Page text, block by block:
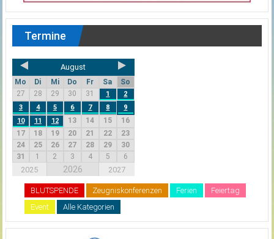
Termine
August
Mo Di Mi Do Fr Sa
So
27
28 29 30 31 1
2
3
4 5 6 7 8
9
10
11 12 13 14 15
16
17
18 19 20 21 22
23
24
25 26 27 28 29
30
31
1 2 3 4 5 6
2025 2026 2027
BLUTSPENDE Zeugniskonferenzen Ferien
Feiertag
Event
Alle Kategorien